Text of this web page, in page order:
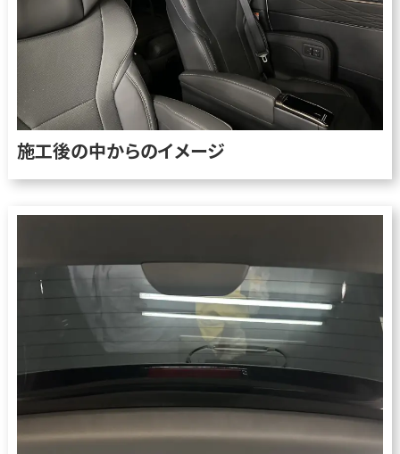
施工後の中からのイメージ